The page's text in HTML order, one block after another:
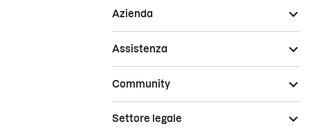
Azienda
Assistenza
Community
Settore legale